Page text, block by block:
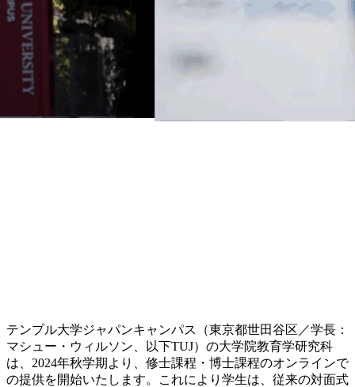
テンプル大学ジャパンキャンパス（東京都世田谷区／学長：
マシュー・ウィルソン、以下TUJ）の大学院教育学研究科
は、2024年秋学期より、修士課程・博士課程のオンラインで
の提供を開始いたします。これにより学生は、従来の対面式